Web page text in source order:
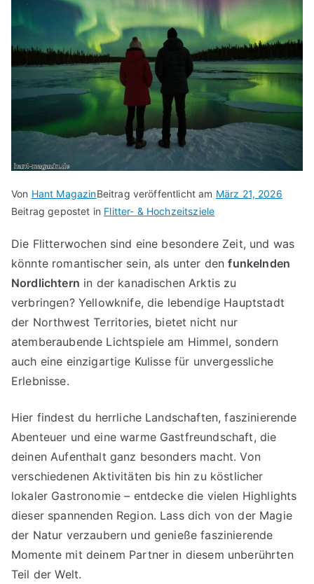
Von Hant MagazinBeitrag veröffentlicht am März 21, 2026
Beitrag gepostet in Flitter- & Hochzeitsziele
Die Flitterwochen sind eine besondere Zeit, und was
könnte romantischer sein, als unter denfunkelnden
Nordlichtern in der kanadischen Arktis zu
verbringen? Yellowknife, die lebendige Hauptstadt
der Northwest Territories, bietet nicht nur
atemberaubende Lichtspiele am Himmel, sondern
auch eine einzigartige Kulisse für unvergessliche
Erlebnisse.
Hier findest du herrliche Landschaften, faszinierende
Abenteuer und eine warme Gastfreundschaft, die
deinen Aufenthalt ganz besonders macht. Von
verschiedenen Aktivitäten bis hin zu köstlicher
lokaler Gastronomie – entdecke die vielen Highlights
dieser spannenden Region. Lass dich von der Magie
der Natur verzaubern und genieße faszinierende
Momente mit deinem Partner in diesem unberührten
Teil der Welt.